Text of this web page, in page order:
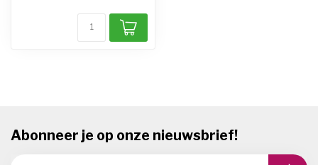
Abonneer je op onze nieuwsbrief!